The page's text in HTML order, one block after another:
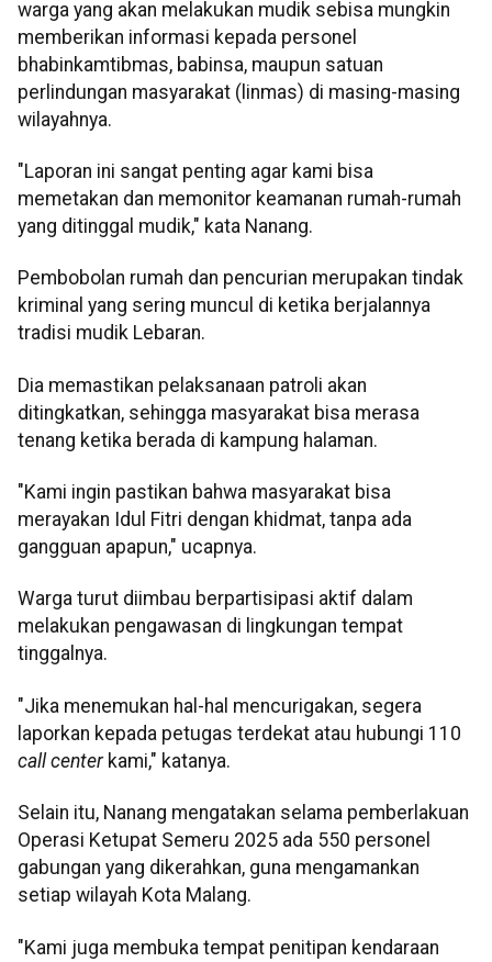
warga yang akan melakukan mudik sebisa mungkin
memberikan informasi kepada personel
bhabinkamtibmas, babinsa, maupun satuan
perlindungan masyarakat (linmas) di masing-masing
wilayahnya.
"Laporan ini sangat penting agar kami bisa
memetakan dan memonitor keamanan rumah-rumah
yang ditinggal mudik," kata Nanang.
Pembobolan rumah dan pencurian merupakan tindak
kriminal yang sering muncul di ketika berjalannya
tradisi mudik Lebaran.
Dia memastikan pelaksanaan patroli akan
ditingkatkan, sehingga masyarakat bisa merasa
tenang ketika berada di kampung halaman.
"Kami ingin pastikan bahwa masyarakat bisa
merayakan Idul Fitri dengan khidmat, tanpa ada
gangguan apapun," ucapnya.
Warga turut diimbau berpartisipasi aktif dalam
melakukan pengawasan di lingkungan tempat
tinggalnya.
"Jika menemukan hal-hal mencurigakan, segera
laporkan kepada petugas terdekat atau hubungi 110
call center kami," katanya.
Selain itu, Nanang mengatakan selama pemberlakuan
Operasi Ketupat Semeru 2025 ada 550 personel
gabungan yang dikerahkan, guna mengamankan
setiap wilayah Kota Malang.
"Kami juga membuka tempat penitipan kendaraan